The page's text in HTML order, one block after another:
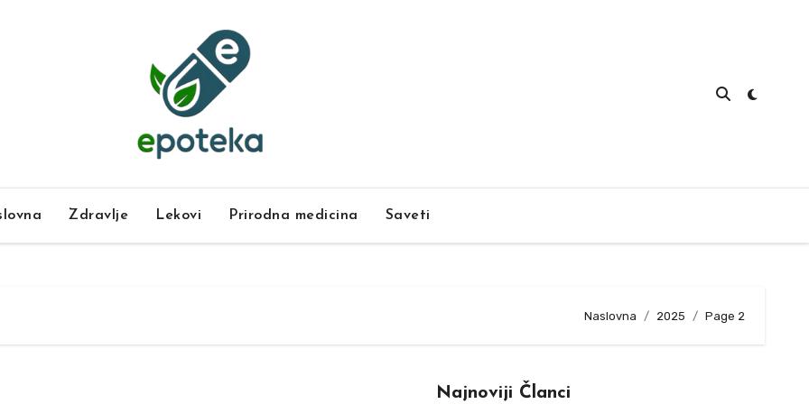
Zdravlje Lekovi Prirodna medicina Saveti
Naslovna 2025 Page 2
Najnoviji Članci